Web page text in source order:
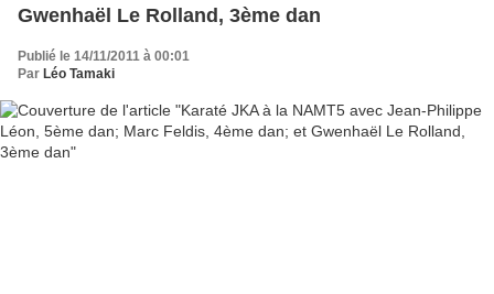
Gwenhaël Le Rolland, 3ème dan
Publié le 14/11/2011 à 00:01
Par Léo Tamaki